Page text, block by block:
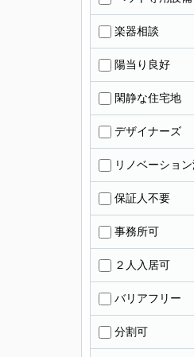
楽器相談
陽当り良好
閑静な住宅地
デザイナーズ
リノベーショ
保証人不要
事務所可
２人入居可
バリアフリー
分割可